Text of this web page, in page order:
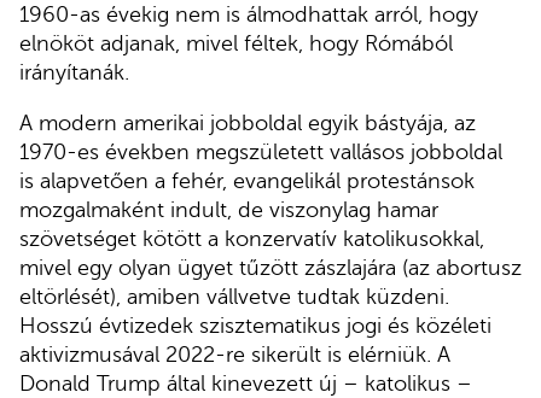
1960-as évekig nem is álmodhattak arról, hogy
elnököt adjanak, mivel féltek, hogy Rómából
irányítanák.
A modern amerikai jobboldal egyik bástyája, az
1970-es években megszületett vallásos jobboldal
is alapvetően a fehér, evangelikál protestánsok
mozgalmaként indult, de viszonylag hamar
szövetséget kötött a konzervatív katolikusokkal,
mivel egy olyan ügyet tűzött zászlajára (az abortusz
eltörlését), amiben vállvetve tudtak küzdeni.
Hosszú évtizedek szisztematikus jogi és közéleti
aktivizmusával 2022-re sikerült is elérniük. A
Donald Trump által kinevezett új – katolikus –